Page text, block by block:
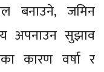
बनाउने, जमिन
अपनाउन सुझाव
कारण वर्षा र